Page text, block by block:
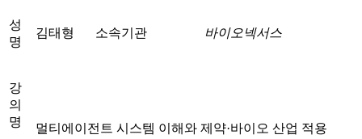
성
명
김태형 소속기관 바이오넥서스
강
의
명
멀티에이전트 시스템 이해와 제약·바이오 산업 적용